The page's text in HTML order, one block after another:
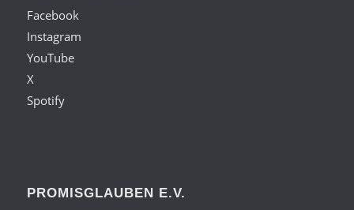
Facebook
Instagram
YouTube
X
Spotify
PROMISGLAUBEN E.V.